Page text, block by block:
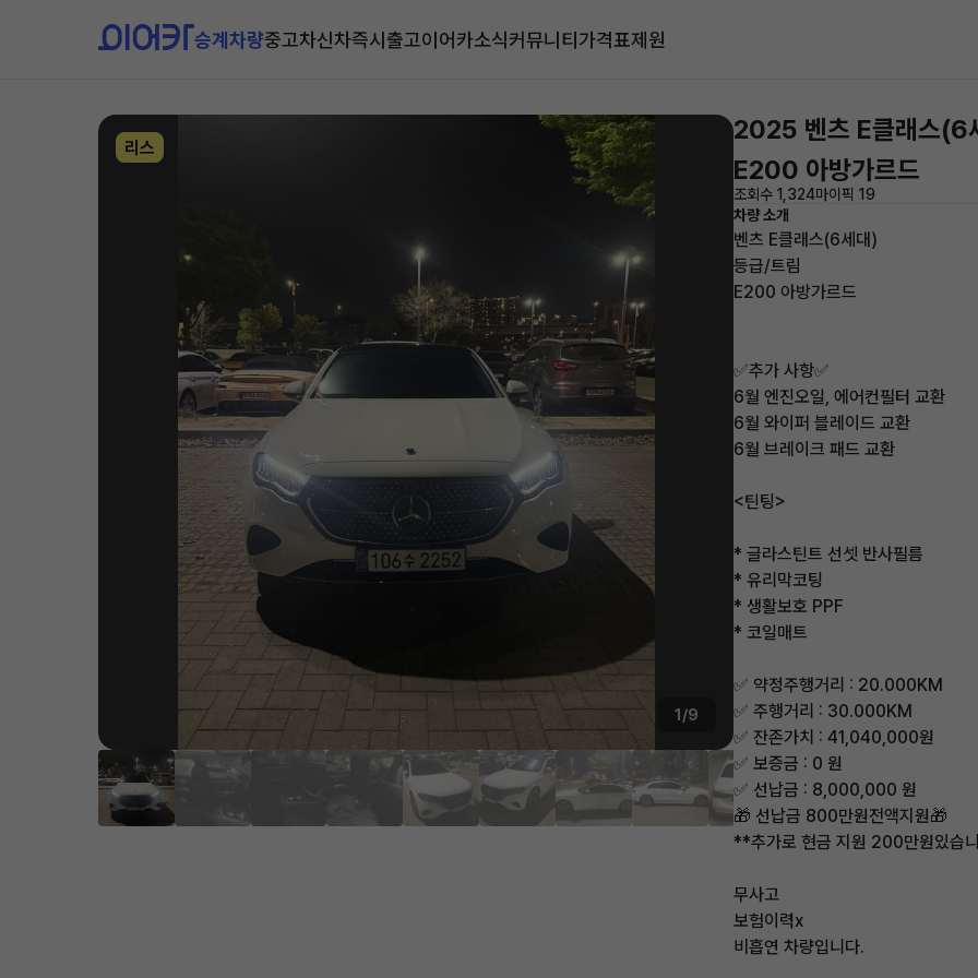
승계차량중고차신차즉시출고이어카소식커뮤니티가격표제원
리스
1/9
2025 벤츠 E클래스(6
E200 아방가르드
조회수 1,324마이픽 19
차량 소개
벤츠 E클래스(6세대)
등급/트림
E200 아방가르드
✅추가 사항✅
6월 엔진오일, 에어컨필터 교환
6월 와이퍼 블레이드 교환
6월 브레이크 패드 교환
<틴팅>
* 글라스틴트 선셋 반사필름
* 유리막코팅
* 생활보호 PPF
* 코일매트
✅ 약정주행거리 : 20.000KM
✅ 주행거리 : 30.000KM
✅ 잔존가치 : 41,040,000원
✅ 보증금 : 0 원
✅ 선납금 : 8,000,000 원
🎁 선납금 800만원전액지원🎁
**추가로 현금 지원 200만원있습
무사고
보험이력x
비흡연 차량입니다.